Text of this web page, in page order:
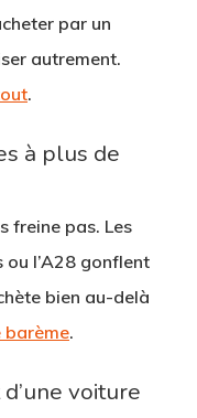
par un
autrement.
.
à plus de
freine pas. Les
ou l’A28 gonflent
bien au-delà
barème.
voiture